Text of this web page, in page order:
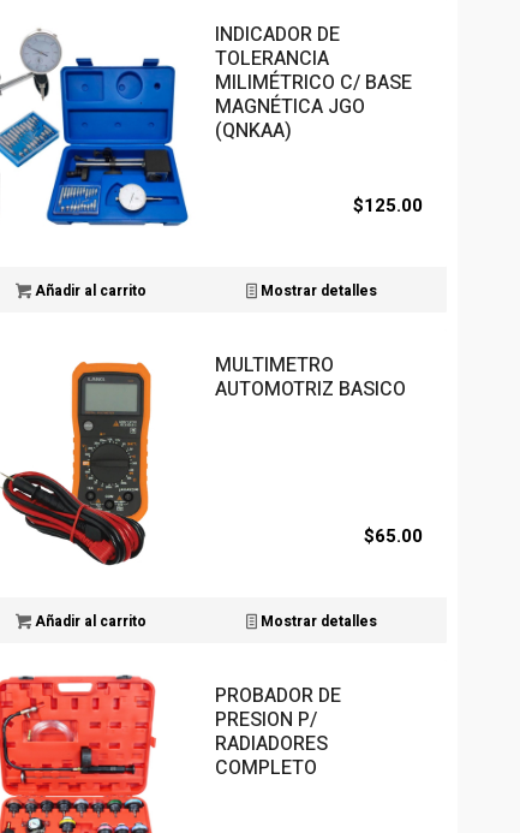
INDICADOR DE
TOLERANCIA
MILIMÉTRICO C/ BASE
MAGNÉTICA JGO
(QNKAA)
$125.00
Añadir al carrito Mostrar detalles
MULTIMETRO
AUTOMOTRIZ BASICO
$65.00
Añadir al carrito Mostrar detalles
PROBADOR DE
PRESION P/
RADIADORES
COMPLETO